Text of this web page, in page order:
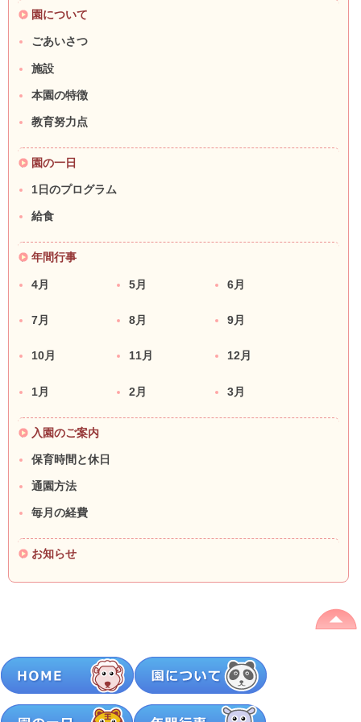
園について
ごあいさつ
施設
本園の特徴
教育努力点
園の一日
1日のプログラム
給食
年間行事
4月 5月 6月
7月 8月 9月
10月 11月 12月
1月 2月 3月
入園のご案内
保育時間と休日
通園方法
毎月の経費
お知らせ